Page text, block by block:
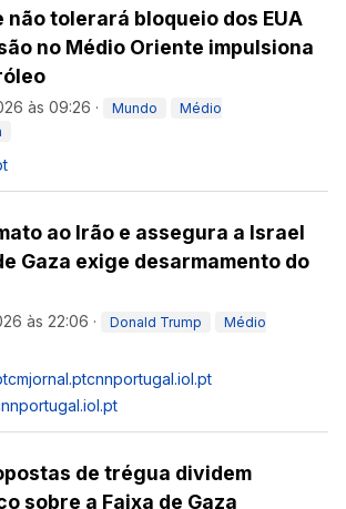
não tolerará bloqueio dos EUA
no Médio Oriente impulsiona
às 09:26 · Mundo
Médio
ao Irão e assegura a Israel
Gaza exige desarmamento do
às 22:06 · Donald Trump
Médio
cmjornal.ptcnnportugal.iol.pt
de trégua dividem
sobre a Faixa de Gaza